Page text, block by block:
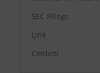
SEC Filings
Link
Contatti